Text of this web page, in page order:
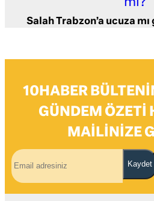
Salah Trabzon’a ucuza mı
10HABER
GÜNDEM ÖZETI
MAILINIZE
Kaydet